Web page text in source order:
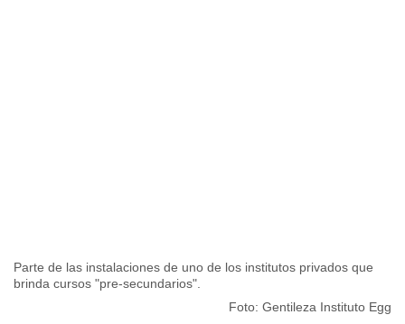
Parte de las instalaciones de uno de los institutos privados que
brinda cursos "pre-secundarios".
Foto: Gentileza Instituto Egg